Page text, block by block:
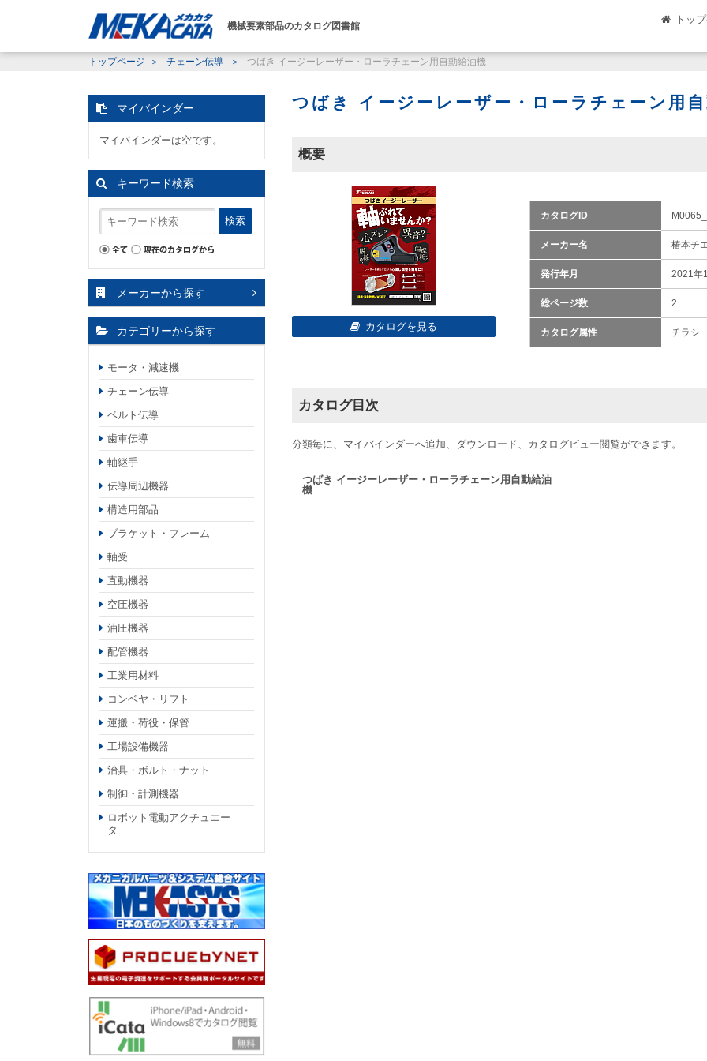
機械要素部品のカタログ図書館
トッ
トップページ チェーン伝導 つばき イージーレーザー・ローラチェーン用自動給油機
つばき イージーレーザー・ローラチェーン用
概要
カタログID
メーカー名 椿本チ
発行年月 2021年
総ページ数 2
カタログ属性 チラシ
カタログ目次
分類毎に、マイバインダーへ追加、ダウンロード、カタログビュー閲覧ができます。
つばき イージーレーザー・ローラチェーン用自動給油
機
マイバインダー
マイバインダーは空です。
キーワード検索
検索
メーカーから探す
カテゴリーから探す
モータ・減速機
チェーン伝導
ベルト伝導
歯車伝導
軸継手
伝導周辺機器
構造用部品
ブラケット・フレーム
軸受
直動機器
空圧機器
油圧機器
配管機器
工業用材料
コンベヤ・リフト
運搬・荷役・保管
工場設備機器
治具・ボルト・ナット
制御・計測機器
ロボット電動アクチュエー
タ